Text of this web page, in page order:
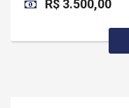
R$ 3.500,00